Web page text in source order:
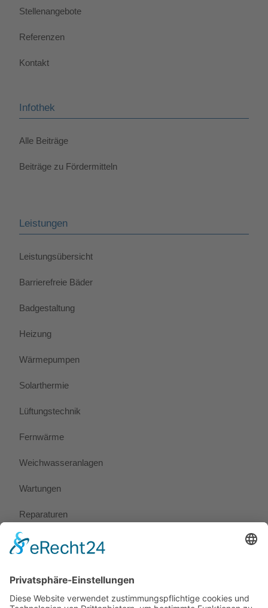
Stellenangebote
Referenzen
Kontakt
Infothek
Alle Beiträge
Beiträge zu Fördermitteln
Leistungen
Leistungsübersicht
Barrierefreie Bäder
Badgestaltung
Heizung
Wärmepumpen
Solarthermie
Lüftungstechnik
Fernwärme
Weichwasseranlagen
Wartungen
Reparaturen
Notdienst